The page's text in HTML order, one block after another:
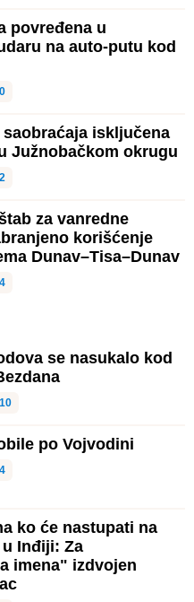
povređena u
na auto-putu kod
0
isključena
Južnobačkom okrugu
2
za vanredne
korišćenje
Dunav–Tisa–Dunav
4
se nasukalo kod
10
po Vojvodini
4
ko će nastupati na
Inđiji: Za
imena" izdvojen